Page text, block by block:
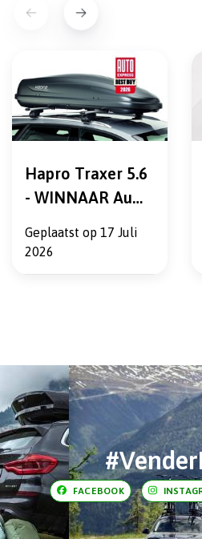
Hapro Traxer 5.6
- WINNAAR Auto
2026
Geplaatst op 17 Juli
2026
FACEBOOK